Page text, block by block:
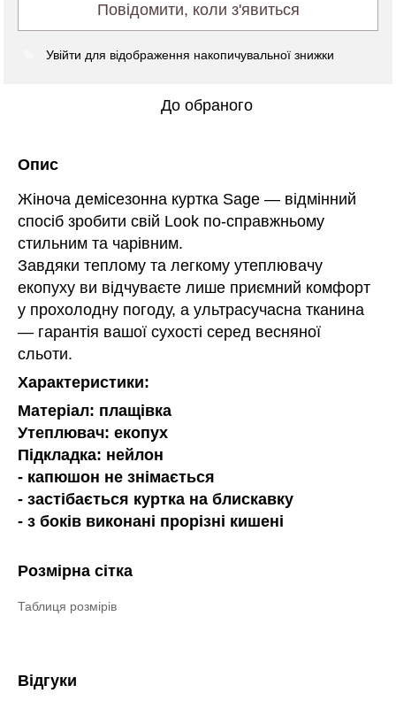
Повідомити, коли з'явиться
Увійти для відображення накопичувальної знижки
До обраного
Опис
Жіноча демісезонна куртка Sage — відмінний
спосіб зробити свій Look по-справжньому
стильним та чарівним.
Завдяки теплому та легкому утеплювачу
екопуху ви відчуваєте лише приємний комфорт
у прохолодну погоду, а ультрасучасна тканина
— гарантія вашої сухості серед весняної
сльоти.
Характеристики:
Матеріал: плащівка
Утеплювач: екопух
Підкладка: нейлон
- капюшон не знімається
- застібається куртка на блискавку
- з боків виконані прорізні кишені
Розмірна сітка
Таблиця розмірів
Відгуки